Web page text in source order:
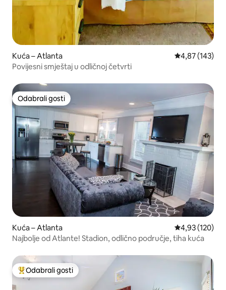
Kuća – Atlanta Prosječna
4,87 (143)
Povijesni smještaj u odličnoj četvrti
Odabrali gosti
Odabrali gosti
Kuća – Atlanta Prosječna
4,93 (120)
Najbolje od Atlante! Stadion, odlično područje, tiha kuća
Među najviše rangiranima s oznakom „Odabrali gosti”
Odabrali gosti